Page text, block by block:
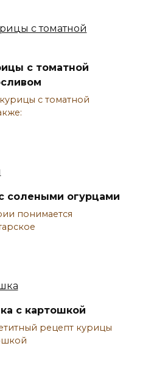
с томатной
с томатной
солеными огурцами
понимается
с картошкой
рецепт курицы